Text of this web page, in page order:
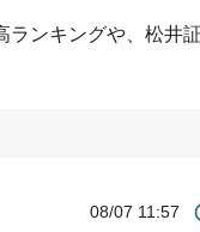
ランキングや、松井